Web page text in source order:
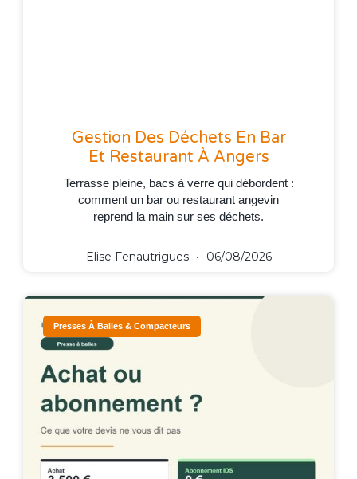
Gestion Des Déchets En Bar
Et Restaurant À Angers
Terrasse pleine, bacs à verre qui débordent :
comment un bar ou restaurant angevin
reprend la main sur ses déchets.
Elise Fenautrigues 06/08/2026
Presses À Balles & Compacteurs